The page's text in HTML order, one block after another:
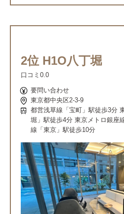
2位 H1O八丁堀
口コミ 0.0
要問い合わせ
東京都中央区2-3-9
都営浅草線「宝町」駅徒歩3分
堀」駅徒歩4分 東京メトロ銀座
線「東京」駅徒歩10分